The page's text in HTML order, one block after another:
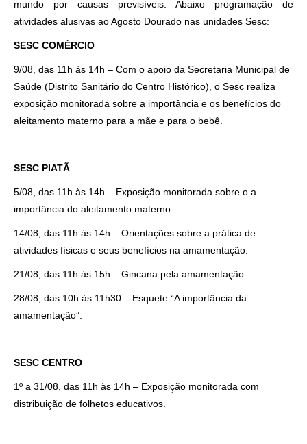
mundo por causas previsíveis. Abaixo programação de
atividades alusivas ao Agosto Dourado nas unidades Sesc:
SESC COMÉRCIO
9/08, das 11h às 14h – Com o apoio da Secretaria Municipal de
Saúde (Distrito Sanitário do Centro Histórico), o Sesc realiza
exposição monitorada sobre a importância e os benefícios do
aleitamento materno para a mãe e para o bebê.
SESC PIATÃ
5/08, das 11h às 14h – Exposição monitorada sobre o a
importância do aleitamento materno.
14/08, das 11h às 14h – Orientações sobre a prática de
atividades físicas e seus benefícios na amamentação.
21/08, das 11h às 15h – Gincana pela amamentação.
28/08, das 10h às 11h30 – Esquete “A importância da
amamentação”.
SESC CENTRO
1º a 31/08, das 11h às 14h – Exposição monitorada com
distribuição de folhetos educativos.